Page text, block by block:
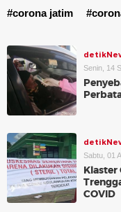
#corona jatim
Senin, 14
Sabtu, 01
Klaster
COVID